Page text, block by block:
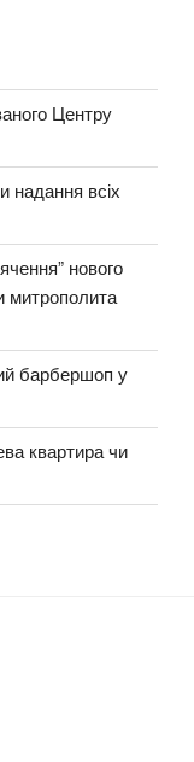
Центру
надання всіх
нового
митрополита
барбершоп у
квартира чи